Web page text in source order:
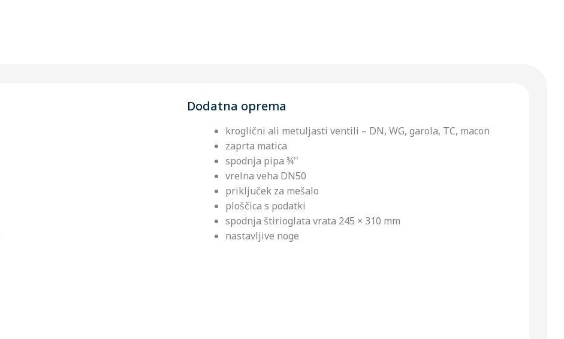
Dodatna oprema
kroglični ali metuljasti ventili – DN, WG, garola, TC, macon
zaprta matica
spodnja pipa ¾''
vrelna veha DN50
priključek za mešalo
ploščica s podatki
spodnja štirioglata vrata 245 × 310 mm
nastavljive noge